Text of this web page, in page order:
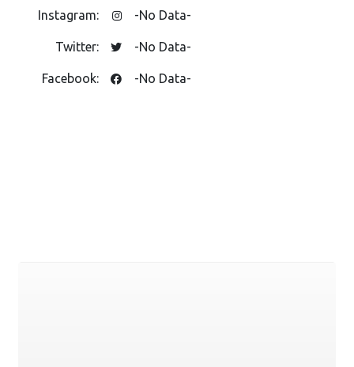
Instagram: -No Data-
Twitter: -No Data-
Facebook: -No Data-